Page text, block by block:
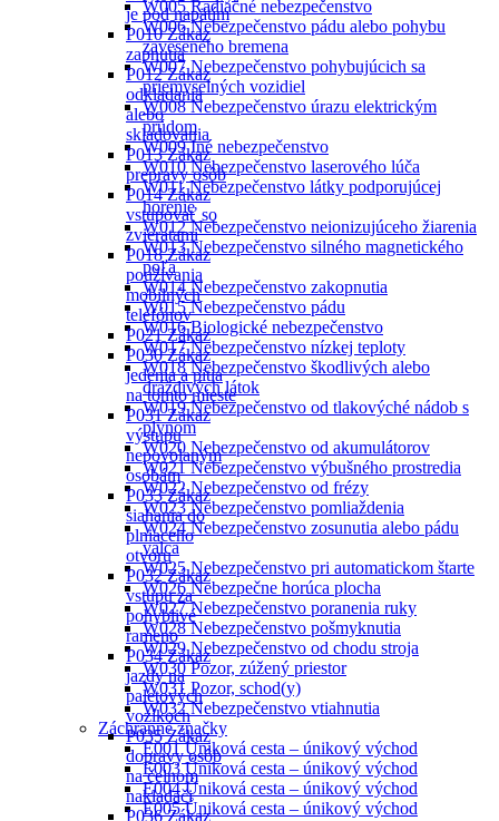
W005 Radiačné nebezpečenstvo
W006 Nebezpečenstvo pádu alebo pohybu
zaveseného bremena
W007 Nebezpečenstvo pohybujúcich sa
priemyselných vozidiel
W008 Nebezpečenstvo úrazu elektrickým
prúdom
W009 Iné nebezpečenstvo
W010 Nebezpečenstvo laserového lúča
W011 Nebezpečenstvo látky podporujúcej
horenie
W012 Nebezpečenstvo neionizujúceho žiarenia
W013 Nebezpečenstvo silného magnetického
poľa
W014 Nebezpečenstvo zakopnutia
W015 Nebezpečenstvo pádu
W016 Biologické nebezpečenstvo
W017 Nebezpečenstvo nízkej teploty
W018 Nebezpečenstvo škodlivých alebo
dráždivých látok
W019 Nebezpečenstvo od tlakovýché nádob s
plynom
W020 Nebezpečenstvo od akumulátorov
W021 Nebezpečenstvo výbušného prostredia
W022 Nebezpečenstvo od frézy
W023 Nebezpečenstvo pomliaždenia
W024 Nebezpečenstvo zosunutia alebo pádu
valca
W025 Nebezpečenstvo pri automatickom štarte
W026 Nebezpečne horúca plocha
W027 Nebezpečenstvo poranenia ruky
W028 Nebezpečenstvo pošmyknutia
W029 Nebezpečenstvo od chodu stroja
W030 Pozor, zúžený priestor
W031 Pozor, schod(y)
W032 Nebezpečenstvo vtiahnutia
Záchranné značky
E001 Úniková cesta – únikový východ
E003 Úniková cesta – únikový východ
E004 Úniková cesta – únikový východ
E005 Ůniková cesta – únikový východ
P009 Zákaz
dotýkať sa! kryt
je pod napätím
P010 Zákaz
zapnutia
P012 Zákaz
odkladania
alebo
skladovania
P013 Zákaz
prepravy osôb
P014 Zákaz
vstupovať so
zvieratami
P018 Zákaz
používania
mobilných
telefónov
P021 Zákaz
P030 Zákaz
jedenia a pitia
na tomto mieste
P031 Zákaz
výstupu
nepovolaným
osobám
P033 Zákaz
siahania do
plniaceho
otvoru
P032 Zákaz
vstupu za
pohyblivé
rameno
P034 Zákaz
jazdy na
paletových
vozíkoch
P035 Zákaz
dopravy osôb
na čelnom